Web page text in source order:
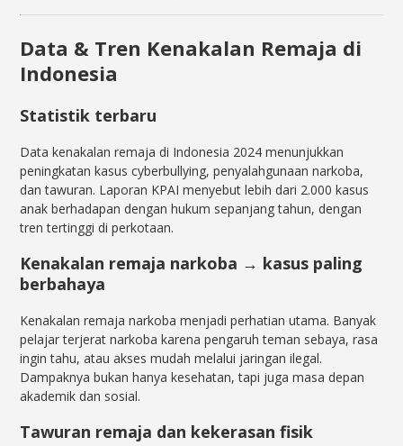
Data & Tren Kenakalan Remaja di
Indonesia
Statistik terbaru
Data kenakalan remaja di Indonesia 2024 menunjukkan
peningkatan kasus cyberbullying, penyalahgunaan narkoba,
dan tawuran. Laporan KPAI menyebut lebih dari 2.000 kasus
anak berhadapan dengan hukum sepanjang tahun, dengan
tren tertinggi di perkotaan.
Kenakalan remaja narkoba → kasus paling
berbahaya
Kenakalan remaja narkoba menjadi perhatian utama. Banyak
pelajar terjerat narkoba karena pengaruh teman sebaya, rasa
ingin tahu, atau akses mudah melalui jaringan ilegal.
Dampaknya bukan hanya kesehatan, tapi juga masa depan
akademik dan sosial.
Tawuran remaja dan kekerasan fisik